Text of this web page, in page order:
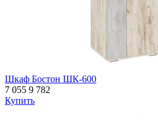
Шкаф Бостон ШК-600
7 055 9 782
Купить